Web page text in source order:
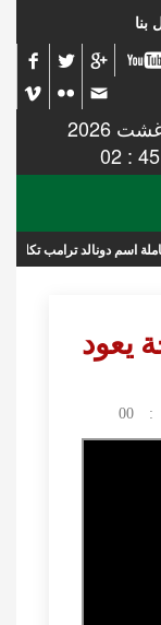
بنا
في 07 غشت 2026
تكلف الميزانية 275 مليار دولار
يعود